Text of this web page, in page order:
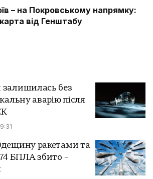
– на Покровському напрямку:
карта від Генштабу
залишилась без
аварію після
ракетами та
БПЛА збито –